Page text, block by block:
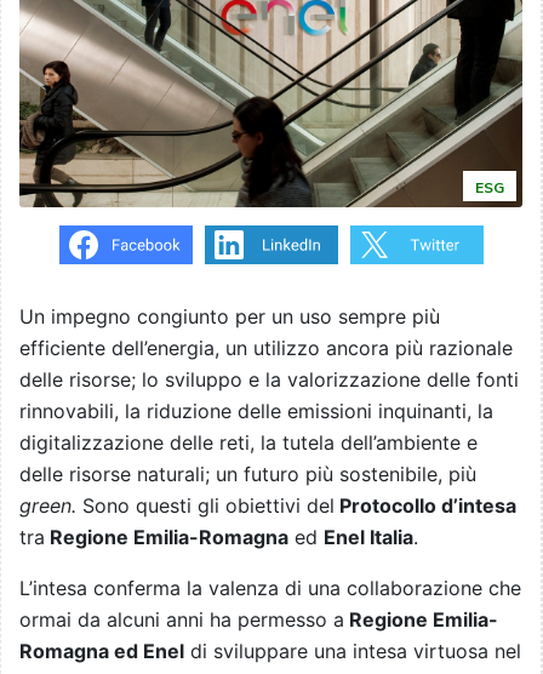
ESG
Un impegno congiunto per un uso sempre più
efficiente dell’energia, un utilizzo ancora più razionale
delle risorse; lo sviluppo e la valorizzazione delle fonti
rinnovabili, la riduzione delle emissioni inquinanti, la
digitalizzazione delle reti, la tutela dell’ambiente e
delle risorse naturali; un futuro più sostenibile, più
green. Sono questi gli obiettivi del Protocollo d’intesa
tra Regione Emilia-Romagna ed Enel Italia.
L’intesa conferma la valenza di una collaborazione che
ormai da alcuni anni ha permesso a Regione Emilia-
Romagna ed Enel di sviluppare una intesa virtuosa nel